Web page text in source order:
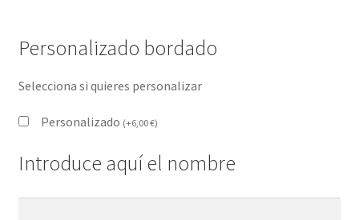
Personalizado bordado
Selecciona si quieres personalizar
Personalizado (+6,00€)
Introduce aquí el nombre